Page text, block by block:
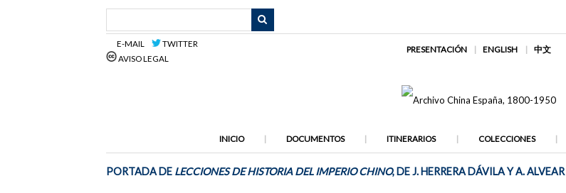
E-MAIL
TWITTER
AVISO LEGAL
PRESENTACIÓN ENGLISH 中文
INICIO DOCUMENTOS ITINERARIOS COLECCIONES
PORTADA DE LECCIONES DE HISTORIA DEL IMPERIO CHINO, DE J. HERRERA DÁVILA Y A. ALVEAR